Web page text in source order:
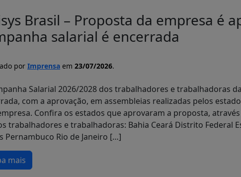
Brasil – Proposta da empresa é
salarial é encerrada
por Imprensa em 23/07/2026.
Salarial 2026/2028 dos trabalhadores e trabalhadoras
com a aprovação, em assembleias realizadas pelos
Confira os estados que aprovaram a proposta,
trabalhadores e trabalhadoras: Bahia Ceará Distrito Federal
Pernambuco Rio de Janeiro […]
mais